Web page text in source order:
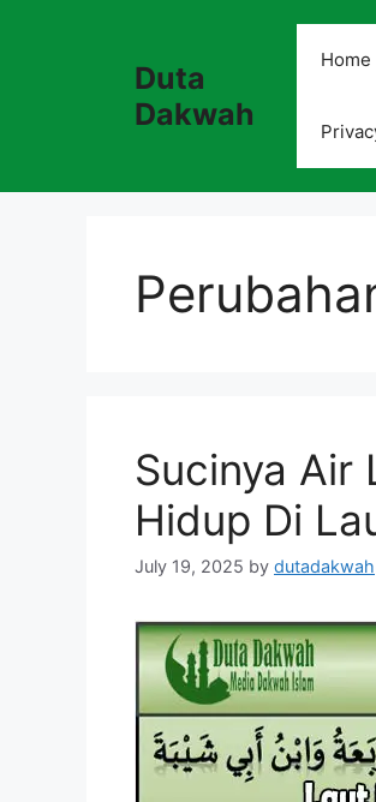
Duta
Dakwah
Home
Sucinya Air
Hidup Di
July 19, 2025 by dutadakwah